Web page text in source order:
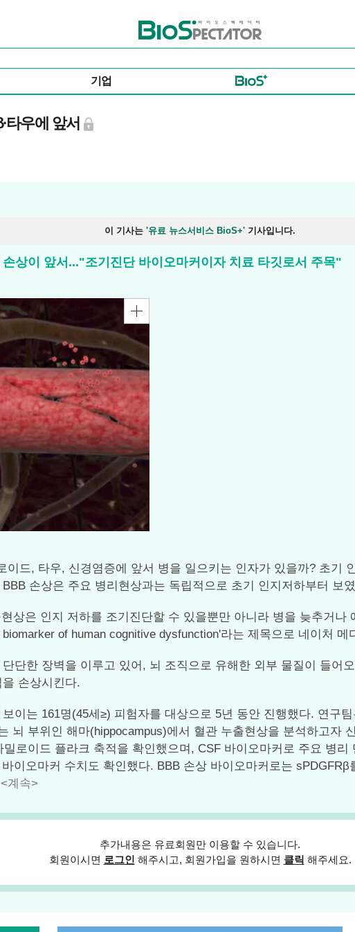
바이오스펙테이터
기업
우에 앞서
이 기사는 '유료 뉴스서비스 BioS+' 기사입니다.
상이 앞서..."조기진단 바이오마커이자 치료 타깃로서 주목"
드, 타우, 신경염증에 앞서 병을 일으키는 인자가 있을까? 초기
손상은 주요 병리현상과는 독립적으로 초기 인지저하부터 보
상은 인지 저하를 조기진단할 수 있을뿐만 아니라 병을 늦추거
of human cognitive dysfunction'라는 제목으로 네이처 메
단한 장벽을 이루고 있어, 뇌 조직으로 유해한 외부 물질이 들어
손상시킨다.
이는 161명(45세≥) 피험자를 대상으로 5년 동안 진행했다. 연구
뇌 부위인 해마(hippocampus)에서 혈관 누출현상을 분석하고자
로이드 플라크 축적을 확인했으며, CSF 바이오마커로 주요 병
이오마커 수치도 확인했다. BBB 손상 바이오마커로는
<계속>
추가내용은 유료회원만 이용할 수 있습니다.
회원이시면 로그인 해주시고, 회원가입을 원하시면 클릭 해주세요.